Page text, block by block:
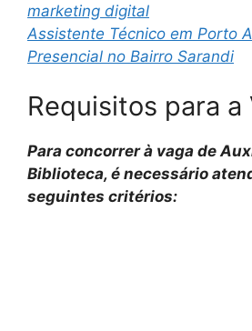
marketing digital
Assistente Técnico em Porto
Presencial no Bairro Sarandi
Requisitos para a
Para concorrer à vaga de
Biblioteca, é necessário
seguintes critérios: